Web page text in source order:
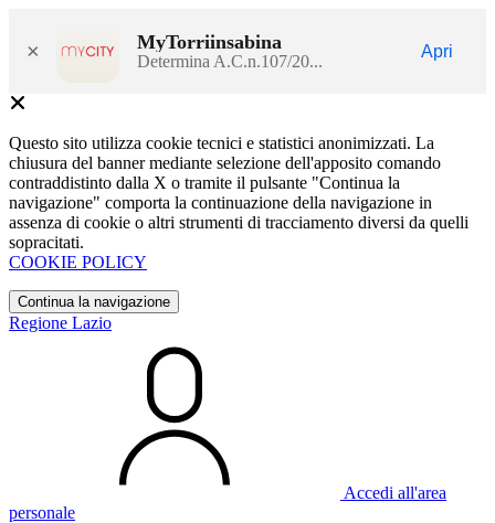
× MyTorriinsabina
Determina A.C.n.107/20...
Apri
Questo sito utilizza cookie tecnici e statistici anonimizzati. La
chiusura del banner mediante selezione dell'apposito comando
contraddistinto dalla X o tramite il pulsante "Continua la
navigazione" comporta la continuazione della navigazione in
assenza di cookie o altri strumenti di tracciamento diversi da quelli
sopracitati.
COOKIE POLICY
Continua la navigazione
Regione Lazio
Accedi all'area
personale